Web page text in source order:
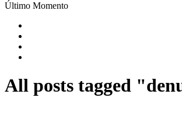
Último Momento
All posts tagged